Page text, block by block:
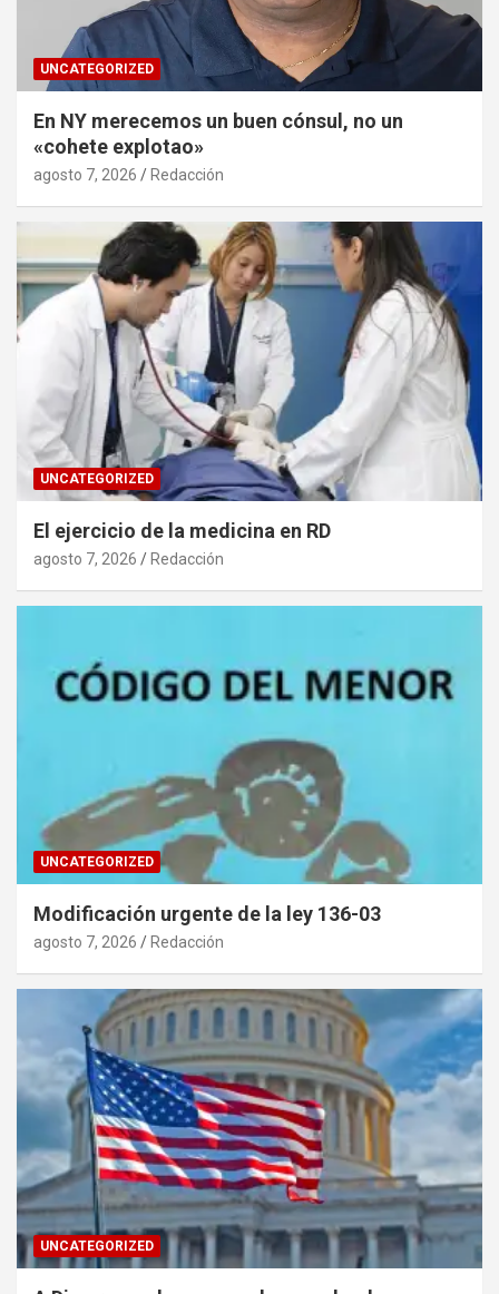
UNCATEGORIZED
En NY merecemos un buen cónsul, no un
«cohete explotao»
agosto 7, 2026 Redacción
UNCATEGORIZED
El ejercicio de la medicina en RD
agosto 7, 2026 Redacción
UNCATEGORIZED
Modificación urgente de la ley 136-03
agosto 7, 2026 Redacción
UNCATEGORIZED